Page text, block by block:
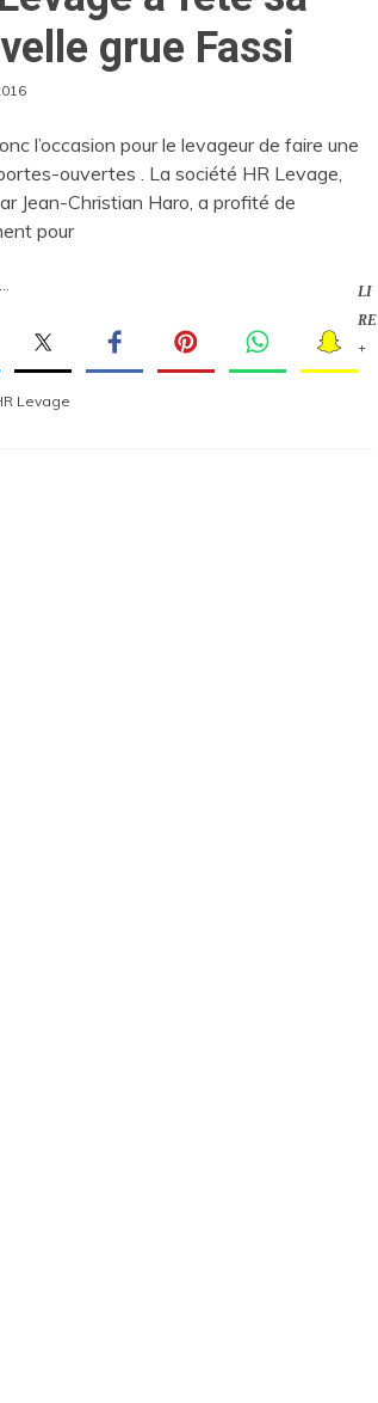
grue Fassi
l’occasion pour le levageur de faire une
ouvertes . La société HR Levage,
Jean-Christian Haro, a profité de
pour
LI
RE
+
Levage